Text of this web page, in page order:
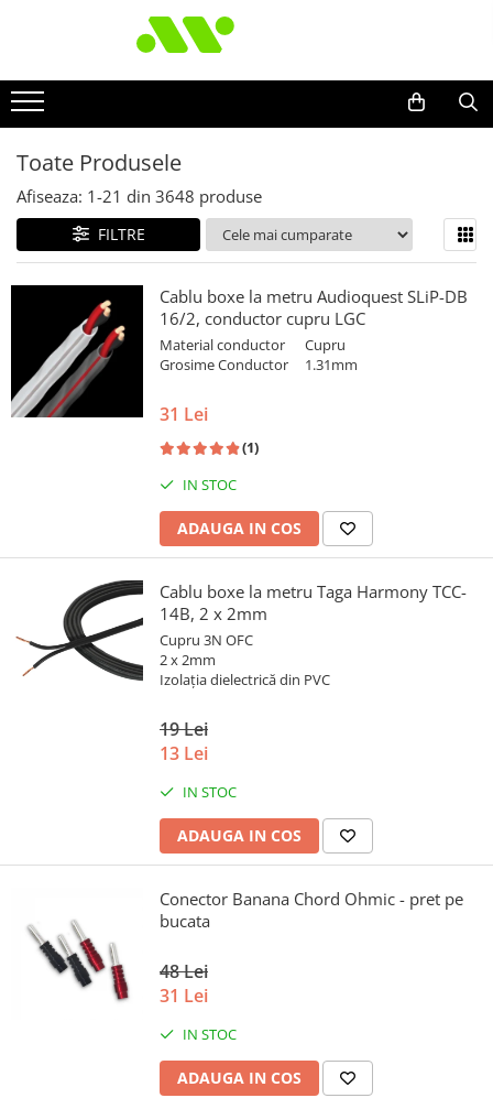
Toate Produsele
Afiseaza: 1-21 din 3648 produse
FILTRE
Cablu boxe la metru Audioquest SLiP-DB
16/2, conductor cupru LGC
Material conductor
Cupru
Grosime Conductor 1.31mm
31 Lei
(1)
IN STOC
ADAUGA IN COS
Cablu boxe la metru Taga Harmony TCC-
14B, 2 x 2mm
Cupru 3N OFC
2 x 2mm
Izolația dielectrică din PVC
19 Lei
13 Lei
IN STOC
ADAUGA IN COS
Conector Banana Chord Ohmic - pret pe
bucata
48 Lei
31 Lei
IN STOC
ADAUGA IN COS